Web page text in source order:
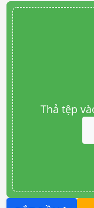
Thả tệp